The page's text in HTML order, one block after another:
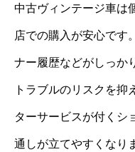
中古ヴィンテージ車は
店での購入が安心です
ナー履歴などがしっか
トラブルのリスクを抑
ターサービスが付くシ
通しが立てやすくなり